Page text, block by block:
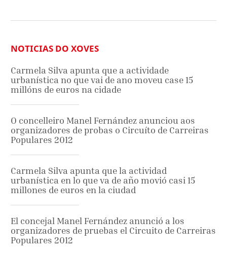
NOTICIAS DO XOVES
Carmela Silva apunta que a actividade
urbanística no que vai de ano moveu case 15
millóns de euros na cidade
O concelleiro Manel Fernández anunciou aos
organizadores de probas o Circuíto de Carreiras
Populares 2012
Carmela Silva apunta que la actividad
urbanística en lo que va de año movió casi 15
millones de euros en la ciudad
El concejal Manel Fernández anunció a los
organizadores de pruebas el Circuito de Carreiras
Populares 2012